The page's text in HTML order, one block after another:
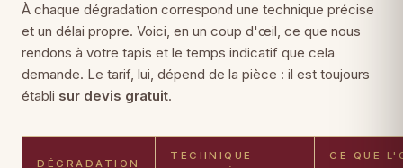
À chaque dégradation correspond une technique précise
et un délai propre. Voici, en un coup d'œil, ce que nous
rendons à votre tapis et le temps indicatif que cela
demande. Le tarif, lui, dépend de la pièce : il est toujours
établi sur devis gratuit.
DÉGRADATION
TECHNIQUE
CE QUE